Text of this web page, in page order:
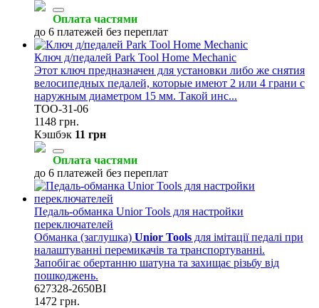
Оплата частями
до 6 платежей без переплат
Ключ д/педалей Park Tool Home Mechanic
Этот ключ предназначен для установки либо же снятия
велосипедных педалей, которые имеют 2 или 4 грани с
наружным диаметром 15 мм. Такой инс...
TOO-31-06
1148 грн.
Кэшбэк 11 грн
Оплата частями
до 6 платежей без переплат
Педаль-обманка Unior Tools для настройки
переключателей
Обманка (заглушка) Unior Tools для імітації педалі при
налаштуванні перемикачів та транспортуванні.
Запобігає обертанню шатуна та захищає різьбу від
пошкоджень.
627328-2650BI
1472 грн.